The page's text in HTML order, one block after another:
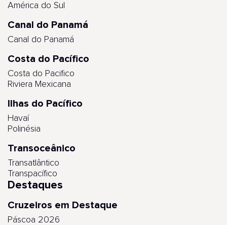
América do Sul
Canal do Panamá
Canal do Panamá
Costa do Pacífico
Costa do Pacifico
Riviera Mexicana
Ilhas do Pacífico
Havaí
Polinésia
Transoceânico
Transatlântico
Transpacífico
Destaques
Cruzeiros em Destaque
Páscoa 2026